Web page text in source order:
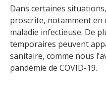
Dans certaines
proscrite, notamment en
maladie infectieuse. De
temporaires peuvent
sanitaire, comme nous
pandémie de COVID-19.